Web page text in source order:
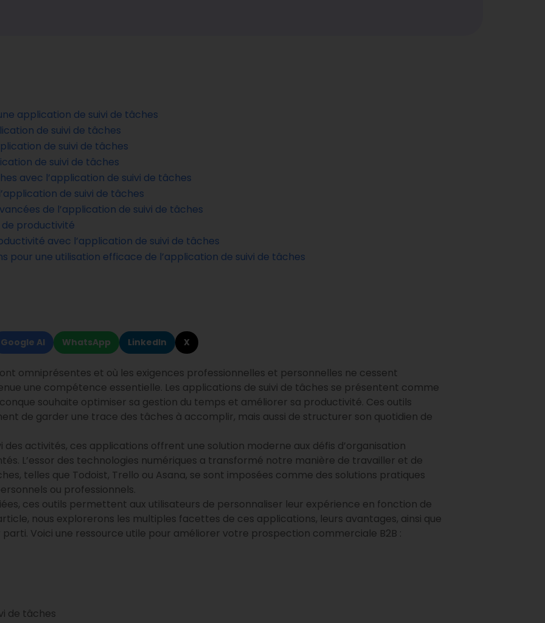
application de suivi de tâches
de suivi de tâches
de suivi de tâches
de suivi de tâches
avec l’application de suivi de tâches
de suivi de tâches
de l’application de suivi de tâches
de productivité
avec l’application de suivi de tâches
pour une utilisation efficace de l’application de suivi de tâches
Google AI WhatsApp LinkedIn X
omniprésentes et où les exigences professionnelles et personnelles ne cessent
une compétence essentielle. Les applications de suivi de tâches se présentent comme
souhaite optimiser sa gestion du temps et améliorer sa productivité. Ces outils
de garder une trace des tâches à accomplir, mais aussi de structurer son quotidien de
activités, ces applications offrent une solution moderne aux défis d’organisation
L’essor des technologies numériques a transformé notre manière de travailler et de
telles que Todoist, Trello ou Asana, se sont imposées comme des solutions pratiques
ou professionnels.
ces outils permettent aux utilisateurs de personnaliser leur expérience en fonction de
nous explorerons les multiples facettes de ces applications, leurs avantages, ainsi que
Voici une ressource utile pour améliorer votre prospection commerciale B2B :
de tâches